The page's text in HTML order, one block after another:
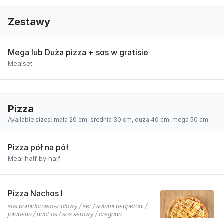
Zestawy
Mega lub Duża pizza + sos w gratisie
Mealset
Pizza
Available sizes: mała 20 cm, średnia 30 cm, duża 40 cm, mega 50 cm.
Pizza pół na pół
Meal half by half
Pizza Nachos I
sos pomidorowo-ziołowy / ser / salami pepperoni /
jalapeno / nachos / sos serowy / oregano